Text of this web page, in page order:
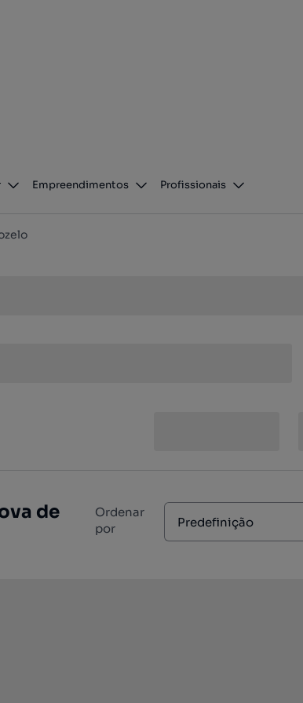
Empreendimentos Profissionais
de
Ordenar
por
Predefinição